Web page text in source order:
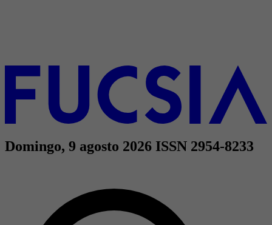
Domingo, 9 agosto 2026 ISSN 2954-8233